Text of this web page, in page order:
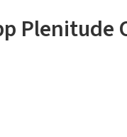
Plenitude